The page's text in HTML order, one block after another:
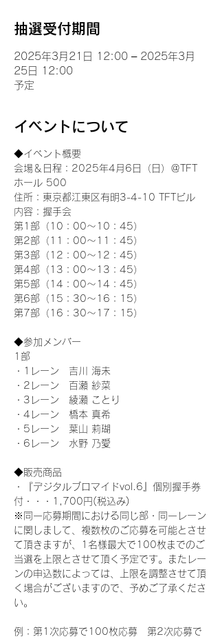
抽選受付期間
2025年3月21日 12:00 – 2025年3月
25日 12:00
予定
イベントについて
◆イベント概要
会場＆日程：2025年4月6日（日）＠TFT
ホール 500
住所：東京都江東区有明3-4-10 TFTビル
内容：握手会
第1部（10：00～10：45）
第2部（11：00～11：45）
第3部（12：00～12：45）
第4部（13：00～13：45）
第5部（14：00～14：45）
第6部（15：30～16：15）
第7部（16：30～17：15）
◆参加メンバー
1部
・1レーン　吉川 海未
・2レーン　百瀬 紗菜
・3レーン　綾瀬 ことり
・4レーン　橋本 真希
・5レーン　葉山 莉瑚
・6レーン　水野 乃愛
◆販売商品
・『デジタルブロマイドvol.6』個別握手券
付・・・1,700円(税込み)
※同一応募期間における同じ部・同一レーン
に関しまして、複数枚のご応募を可能とさせ
て頂きますが、1名様最大で100枚までのご
当選を上限とさせて頂く予定です。またレー
ンの申込数によっては、上限を調整させて頂
く場合がございますので、予めご了承くださ
い。
例：第1次応募で100枚応募　第2次応募で